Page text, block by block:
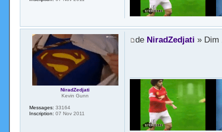
de NiradZedjati » Dim
NiradZedjati
Kevin Gunn
Messages: 33164
Inscription: 07 Nov 2011